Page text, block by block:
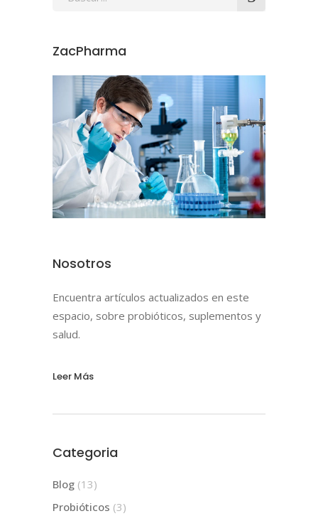
ZacPharma
Nosotros
Encuentra artículos actualizados en este
espacio, sobre probióticos, suplementos y
salud.
Leer Más
Categoria
Blog (13)
Probióticos (3)